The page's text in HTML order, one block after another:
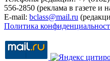
556-2850 (реклама в газете и
E-mail: bclass@mail.ru
Политика